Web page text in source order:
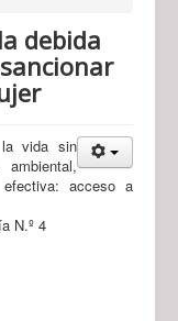
debida
la vida sin
acceso a
N.º 4